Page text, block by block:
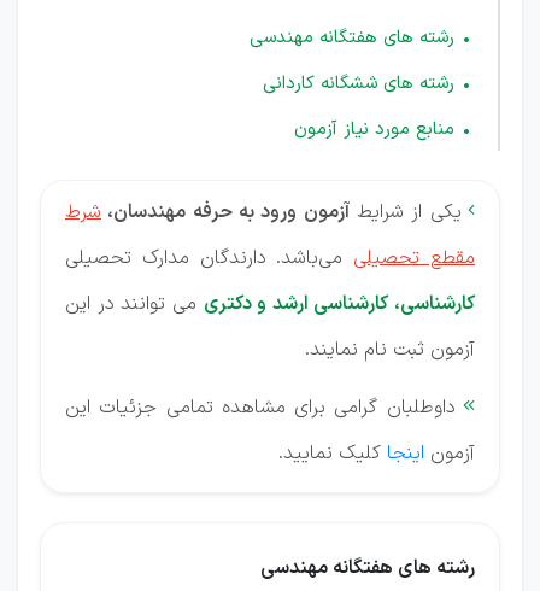
رشته های هفتگانه مهندسی
رشته های ششگانه کاردانی
منابع مورد نیاز آزمون
 یکی از شرایطآزمون ورود به حرفه مهندسان، شرط
مقطع تحصیلی می‌باشد. دارندگان مدارک تحصیلی
کارشناسی، کارشناسی ارشد و دکتری می توانند در این
آزمون ثبت نام نمایند.
 داوطلبان گرامی برای مشاهده تمامی جزئیات این
آزمون اینجا کلیک نمایید.
رشته های هفتگانه مهندسی